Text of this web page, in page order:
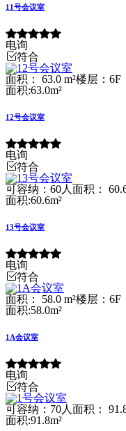
11号会议室
电询
符合
面积： 63.0 m²楼层：6F
面积:63.0m²
12号会议室
电询
符合
可容纳：60人 面积：
面积:60.6m²
13号会议室
电询
符合
面积： 58.0 m²楼层：6F
面积:58.0m²
1A会议室
电询
符合
可容纳：70人 面积：
面积:91.8m²